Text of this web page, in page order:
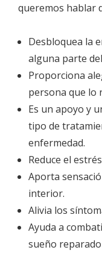
queremos hablar
Desbloquea la
alguna parte
Proporciona
persona que lo
Es un apoyo y
tipo de
enfermedad.
Reduce el
Aporta
interior.
Alivia los
Ayuda a
sueño